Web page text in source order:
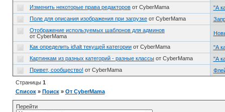
Изменить некоторые права редакторов от CyberMama
"А
Поле для описания изображения при загрузке от CyberMama
Отображение используемых шаблонов для админов
от CyberMama
Как определить id\alt текущей категории от CyberMama
"А
Картинкам из разных категорий - разные классы от CyberMama
"А
Привет, сообщество! от CyberMama
Страницы 1
Список » Поиск » От CyberMama
Перейти